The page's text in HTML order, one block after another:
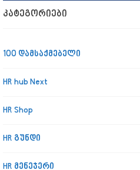
ᲙᲐᲢᲔᲒᲝᲠᲘᲔᲑᲘ
100 დამსაქმებელი
HR hub Next
HR Shop
HR გუნდი
HR მენეჯერი